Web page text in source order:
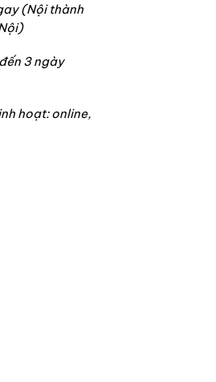
(Nội thành
3 ngày
hoạt: online,